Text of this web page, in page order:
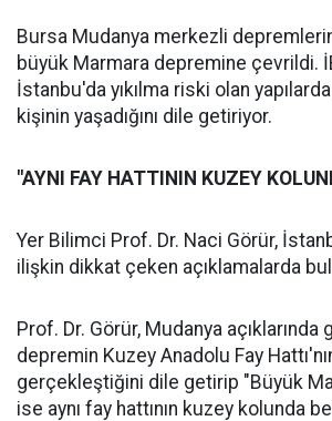
Bursa Mudanya merkezli
büyük Marmara depremine çevrildi.
İstanbu'da yıkılma riski olan
kişinin yaşadığını dile getiriyor.
"AYNI FAY HATTININ KUZEY
Yer Bilimci Prof. Dr. Naci Görür,
ilişkin dikkat çeken açıklamalarda
Prof. Dr. Görür, Mudanya
depremin Kuzey Anadolu Fay
gerçekleştiğini dile getirip "Büyük
ise aynı fay hattının kuzey kolunda